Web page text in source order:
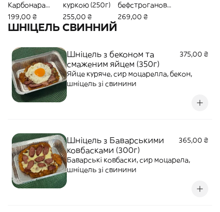
Карбонара
(300г)
199,00 ₴
куркою (250г)
255,00 ₴
бефстроганов
(490г)
269,00 ₴
ШНІЦЕЛЬ СВИННИЙ
Шніцель з беконом та
смаженим яйцем (350г)
375,00 ₴
Яйце куряче, сир моцарелла, бекон,
шніцель зі свинини
Шніцель з Баварськими
ковбасками (300г)
365,00 ₴
Баварські ковбаски, сир моцарела,
шніцель зі свинини